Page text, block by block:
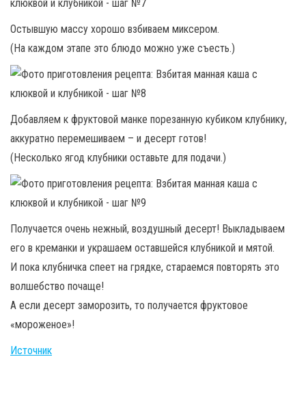
Остывшую массу хорошо взбиваем миксером.
(На каждом этапе это блюдо можно уже съесть.)
Добавляем к фруктовой манке порезанную кубиком клубнику,
аккуратно перемешиваем – и десерт готов!
(Несколько ягод клубники оставьте для подачи.)
Получается очень нежный, воздушный десерт! Выкладываем
его в креманки и украшаем оставшейся клубникой и мятой.
И пока клубничка спеет на грядке, стараемся повторять это
волшебство почаще!
А если десерт заморозить, то получается фруктовое
«мороженое»!
Источник